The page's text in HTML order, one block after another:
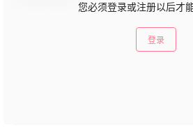
您必须登录或注册以后才
登录